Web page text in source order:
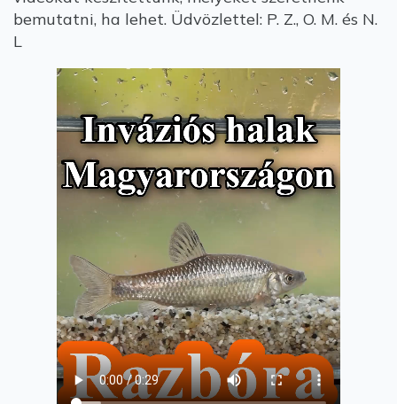
bemutatni, ha lehet. Üdvözlettel: P. Z., O. M. és N.
L